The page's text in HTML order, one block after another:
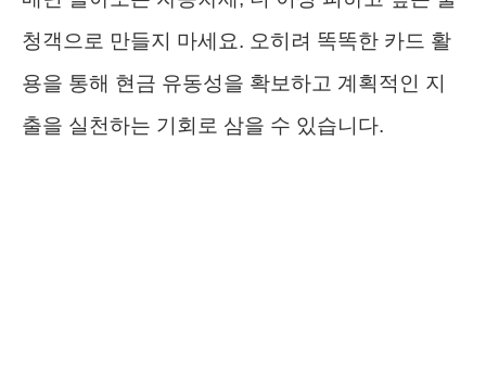
청객으로 만들지 마세요. 오히려 똑똑한 카드 활
용을 통해 현금 유동성을 확보하고 계획적인 지
출을 실천하는 기회로 삼을 수 있습니다.